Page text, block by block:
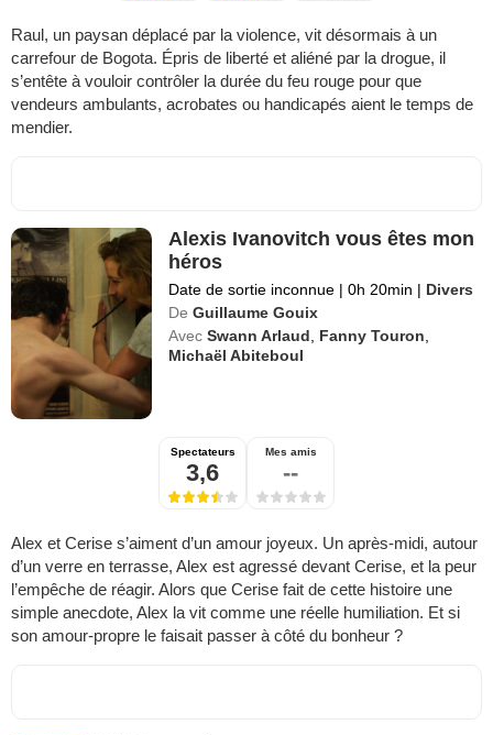
Raul, un paysan déplacé par la violence, vit désormais à un
carrefour de Bogota. Épris de liberté et aliéné par la drogue, il
s’entête à vouloir contrôler la durée du feu rouge pour que
vendeurs ambulants, acrobates ou handicapés aient le temps de
mendier.
Alexis Ivanovitch vous êtes mon
héros
Date de sortie inconnue | 0h 20min | Divers
De Guillaume Gouix
Avec Swann Arlaud Fanny Touron
Michaël Abiteboul
Spectateurs
3,6
Mes amis
--
Alex et Cerise s’aiment d’un amour joyeux. Un après-midi, autour
d’un verre en terrasse, Alex est agressé devant Cerise, et la peur
l’empêche de réagir. Alors que Cerise fait de cette histoire une
simple anecdote, Alex la vit comme une réelle humiliation. Et si
son amour-propre le faisait passer à côté du bonheur ?